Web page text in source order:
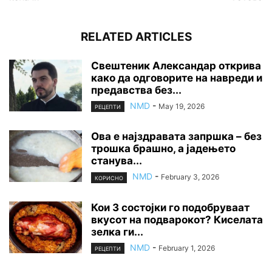
RELATED ARTICLES
Свештеник Александар открива
како да одговорите на навреди и
предавства без...
РЕЦЕПТИ NMD - May 19, 2026
Ова е најздравата запршка – без
трошка брашно, а јадењето
станува...
КОРИСНО NMD - February 3, 2026
Кои 3 состојки го подобруваат
вкусот на подварокот? Киселата
зелка ги...
РЕЦЕПТИ NMD - February 1, 2026